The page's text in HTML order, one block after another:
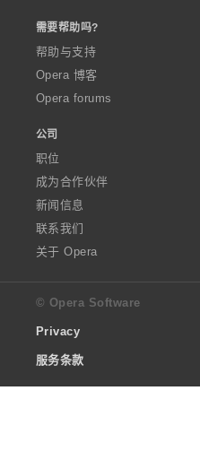
需要帮助吗?
帮助与支持
Opera 博客
Opera forums
公司
职位
成为合作伙伴
新闻信息
联系我们
关于 Opera
© Opera Software
Privacy
服务条款